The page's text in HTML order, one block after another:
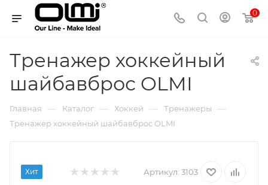
0
Тренажер хоккейный
шайбавброс OLMI
Главная — Каталог — Хоккей — Тренажеры —
Тренажер хоккейный шайбавброс OLMI
Хит Артикул: 3103